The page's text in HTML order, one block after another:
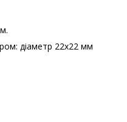
діаметр 22х22 мм